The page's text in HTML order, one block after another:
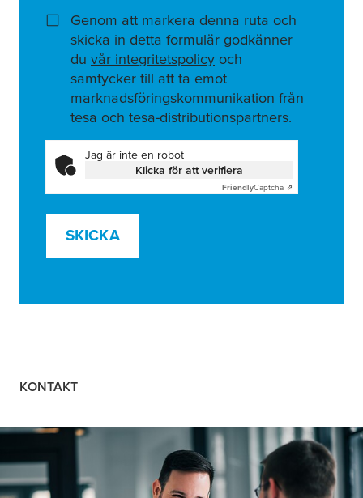
Genom att markera denna ruta och
skicka in detta formulär godkänner
du vår integritetspolicy och
samtycker till att ta emot
marknadsföringskommunikation från
tesa och tesa-distributionspartners.
Jag är inte en robot
Klicka för att verifiera
FriendlyCaptcha ⇗
SKICKA
KONTAKT